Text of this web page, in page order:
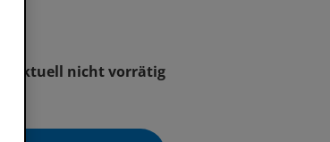
Aktuell nicht vorrätig